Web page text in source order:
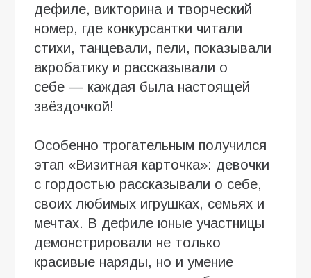
дефиле, викторина и творческий
номер, где конкурсантки читали
стихи, танцевали, пели, показывали
акробатику и рассказывали о
себе — каждая была настоящей
звёздочкой!
Особенно трогательным получился
этап «Визитная карточка»: девочки
с гордостью рассказывали о себе,
своих любимых игрушках, семьях и
мечтах. В дефиле юные участницы
демонстрировали не только
красивые наряды, но и умение